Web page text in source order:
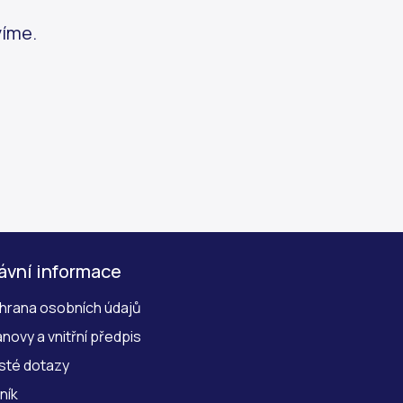
informace
osobních údajů
a vnitřní předpis
dotazy